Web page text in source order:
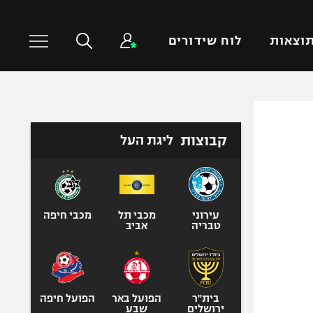
תוצאות לוח שידורים
טניס
כדורעף
ספורט אולימפי
קבוצות ליגת העל
עירוני
טבריה
מכבי תל
אביב
מכבי חיפה
בית"ר
ירושלים
הפועל באר
שבע
הפועל חיפה